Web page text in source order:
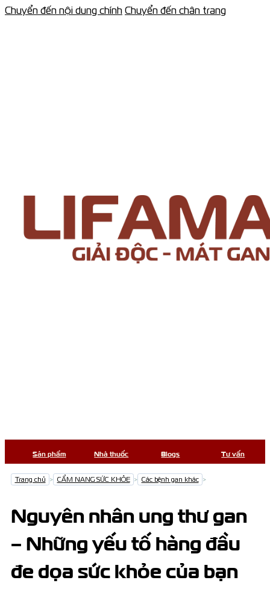
Chuyển đến nội dung chính Chuyển đến chân trang
Sản phẩm Nhà thuốc Blogs Tư vấn
Trang chủ > CẨM NANG SỨC KHỎE > Các bệnh gan khác >
Nguyên nhân ung thư gan
– Những yếu tố hàng đầu
đe dọa sức khỏe của bạn